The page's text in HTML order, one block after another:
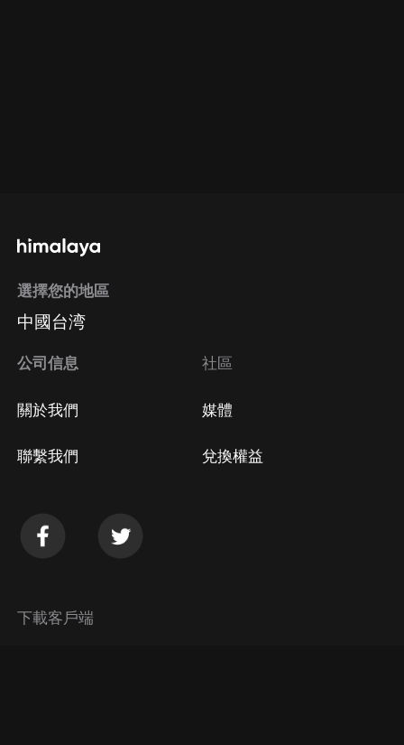
選擇您的地區
中國台湾
公司信息
關於我們
聯繫我們
社區
媒體
兌換權益
下載客戶端